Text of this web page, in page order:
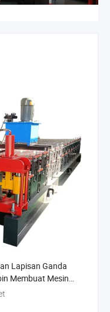
Lapisan Ganda
Membuat Mesin